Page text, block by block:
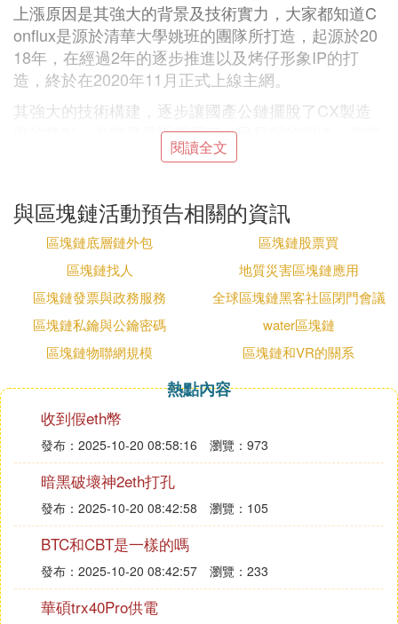
上漲原因是其強大的背景及技術實力，大家都知道C
onflux是源於清華大學姚班的團隊所打造，起源於20
18年，在經過2年的逐步推進以及烤仔形象IP的打
造，終於在2020年11月正式上線主網。
其強大的技術構建，逐步讓國產公鏈擺脫了CX製造
廠的痛點，尤其是最近獲得了人民日報的報道，使其
社群的活躍人數及代幣價值持續晌掘清增高，迅散凳
之前我也寫過幾篇關於Conflux的文章，感興趣的小
夥伴宴前可以這里就不做過多闡述，我想在這里講講
它的現在以及對未來做一下簡單的預測。
拋開國外的Ethereum、Polkadot、Flow等公鏈，單
從國內來說，它的競爭對手主要在於PlatON和Nervo
s，除此之外31其他公鏈雖然也有很多年的發展，但
就目前來看還未形成氣候。
Conflux目前已經涵蓋了公鏈、交易所、隱私計算De
Fi、NFT等幾個主要的賽道，線上線下有著眾多生態
且已經鋪開，DAO氛圍良好，但我覺得它在這波牛市
中仍未達到應有的高度，隨著社區眾多人員的推動，
Conflux活動基本是持續不斷的，這個是眾多參與者
可以看到的。
閱讀全文
與區塊鏈活動預告相關的資訊
區塊鏈底層鏈外包
區塊鏈股票買
區塊鏈找人
地質災害區塊鏈應用
區塊鏈發票與政務服務
全球區塊鏈黑客社區閉門會議
區塊鏈私鑰與公鑰密碼
water區塊鏈
區塊鏈物聯網規模
區塊鏈和VR的關系
熱點內容
收到假eth幣
發布：2025-10-20 08:58:16 瀏覽：973
暗黑破壞神2eth打孔
發布：2025-10-20 08:42:58 瀏覽：105
BTC和CBT是一樣的嗎
發布：2025-10-20 08:42:57 瀏覽：233
華碩trx40Pro供電